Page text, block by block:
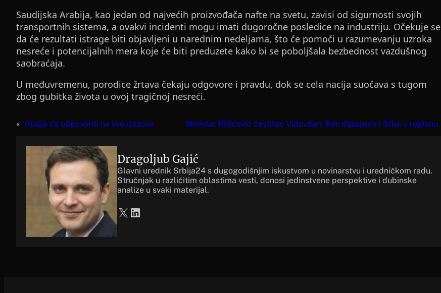
Saudijska Arabija, kao jedan od najvećih proizvođača nafte na svetu, zavisi od sigurnosti svojih
transportnih sistema, a ovakvi incidenti mogu imati dugoročne posledice na industriju. Očekuje se
da će rezultati istrage biti objavljeni u narednim nedeljama, što će pomoći u razumevanju uzroka
nesreće i potencijalnih mera koje će biti preduzete kako bi se poboljšala bezbednost vazdušnog
saobraćaja.
U međuvremenu, porodice žrtava čekaju odgovore i pravdu, dok se cela nacija suočava s tugom
zbog gubitka života u ovoj tragičnoj nesreći.
« Rusija će odgovoriti na sve izazove Ministar Milićević čestitao Vidovdan, Dan dijaspore i Srba u regionu
Dragoljub Gajić
Glavni urednik Srbija24 s dugogodišnjim iskustvom u novinarstvu i uredničkom radu.
Stručnjak u različitim oblastima vesti, donosi jedinstvene perspektive i dubinske
analize u svaki materijal.
X LinkedIn